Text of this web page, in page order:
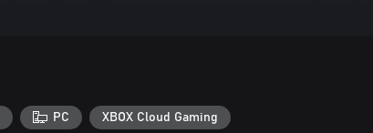
PC XBOX Cloud Gaming